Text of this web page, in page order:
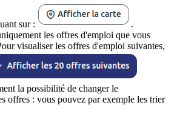
sur :
.
les offres d'emploi que vous
visualiser les offres d'emploi suivantes,
la possibilité de changer le
offres : vous pouvez par exemple les trier